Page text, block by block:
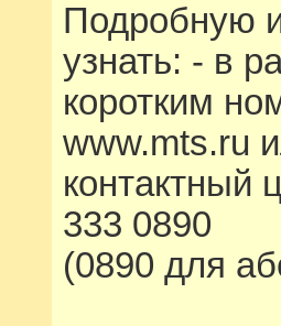
Подробную
узнать: - в
коротким
www.mts.ru
контактный
333 0890
(0890 для